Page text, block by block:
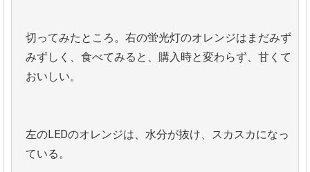
切ってみたところ。右の蛍光灯のオレンジはまだみず
みずしく、食べてみると、購入時と変わらず、甘くて
おいしい。
左のLEDのオレンジは、水分が抜け、スカスカになっ
ている。